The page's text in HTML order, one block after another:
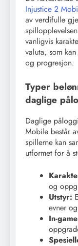
Injustice 2
av verdifulle
vanligvis
valuta, som
og progresjon.
Typer
daglige
Daglige
Mobile består
spillerne kan
utformet for å
og
Utstyr:
evner
In-